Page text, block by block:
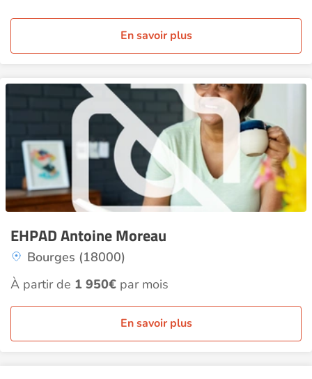
En savoir plus
EHPAD Antoine Moreau
Bourges (18000)
À partir de 1 950€ par mois
En savoir plus